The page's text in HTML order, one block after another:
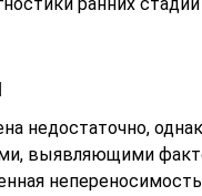
недостаточно,
выявляющими
непереносимость